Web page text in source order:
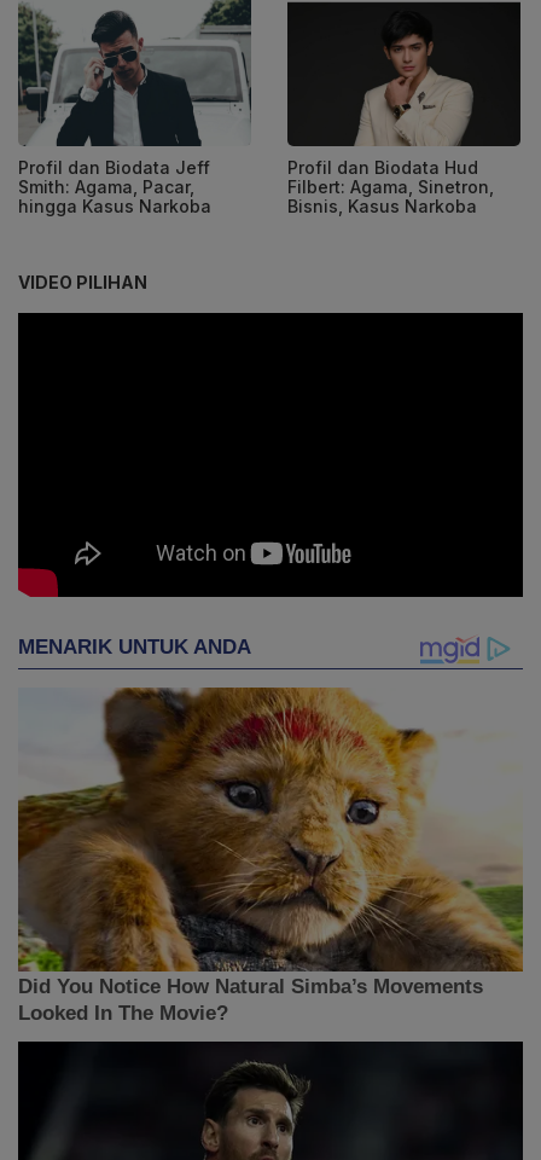
Profil dan Biodata Jeff
Smith: Agama, Pacar,
hingga Kasus Narkoba
Profil dan Biodata Hud
Filbert: Agama, Sinetron,
Bisnis, Kasus Narkoba
VIDEO PILIHAN